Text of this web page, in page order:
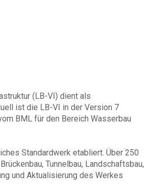
(LB-VI) dient als
ist die LB-VI in der Version 7
BML für den Bereich Wasserbau
Standardwerk etabliert. Über 250
Tunnelbau, Landschaftsbau,
und Aktualisierung des Werkes